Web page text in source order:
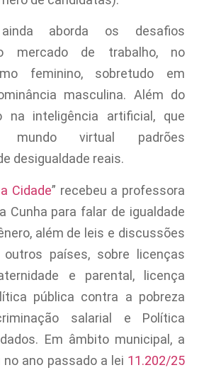
aborda os desafios
mercado de trabalho, no
feminino, sobretudo em
masculina. Além do
na inteligência artificial, que
mundo virtual padrões
desigualdade reais.
Cidade” recebeu a professora
Cunha para falar de igualdade
além de leis e discussões
países, sobre licenças
e parental, licença
pública contra a pobreza
salarial e Política
Em âmbito municipal, a
no ano passado a lei 11.202/25